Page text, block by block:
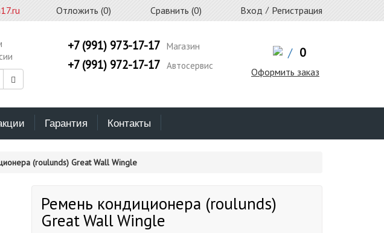
Отложить (0) Сравнить (0) Вход / Регистрация
+7 (991) 973-17-17 Магазин
+7 (991) 972-17-17 Автосервис
/ 0
Оформить заказ
Гарантия Контакты
(roulunds) Great Wall Wingle
Ремень кондиционера (roulunds)
Great Wall Wingle